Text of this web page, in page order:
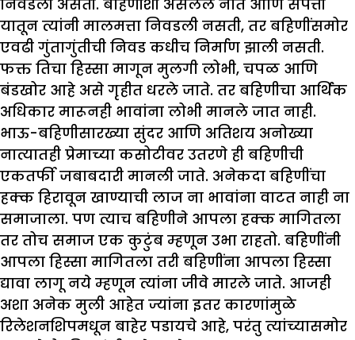
निवडली असती. बहिणीशी असलेले नाते आणि संपत्ती
यातून त्यांनी मालमत्ता निवडली नसती, तर बहिणींसमोर
एवढी गुंतागुंतीची निवड कधीच निर्माण झाली नसती.
फक्त तिचा हिस्सा मागून मुलगी लोभी, चपळ आणि
बंडखोर आहे असे गृहीत धरले जाते. तर बहिणीचा आर्थिक
अधिकार मारूनही भावांना लोभी मानले जात नाही.
भाऊ-बहिणीसारख्या सुंदर आणि अतिशय अनोख्या
नात्यातही प्रेमाच्या कसोटीवर उतरणे ही बहिणीची
एकतर्फी जबाबदारी मानली जाते. अनेकदा बहिणींचा
हक्क हिरावून खाण्याची लाज ना भावांना वाटत नाही ना
समाजाला. पण त्याच बहिणीने आपला हक्क मागितला
तर तोच समाज एक कुटुंब म्हणून उभा राहतो. बहिणींनी
आपला हिस्सा मागितला तरी बहिणींना आपला हिस्सा
द्यावा लागू नये म्हणून त्यांना जीवे मारले जाते. आजही
अशा अनेक मुली आहेत ज्यांना इतर कारणांमुळे
रिलेशनशिपमधून बाहेर पडायचे आहे, परंतु त्यांच्यासमोर